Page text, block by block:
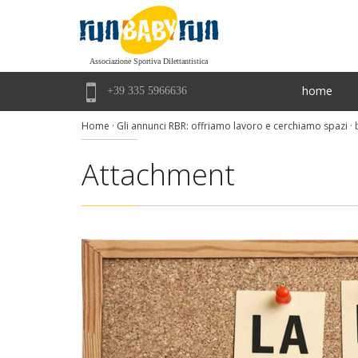
Associazione Sportiva Dilettantistica
 +39 335 5966636 home
Home · Gli annunci RBR: offriamo lavoro e cerchiamo spazi ·
Attachment